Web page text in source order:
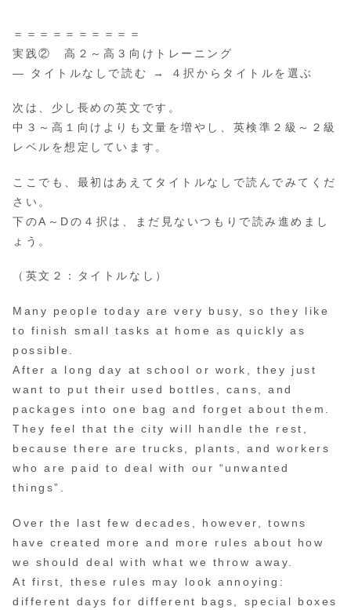
＝＝＝＝＝＝＝＝＝＝
実践② 高２～高３向けトレーニング
― タイトルなしで読む → ４択からタイトルを選ぶ
次は、少し長めの英文です。
中３～高１向けよりも文量を増やし、英検準２級～２級
レベルを想定しています。
ここでも、最初はあえてタイトルなしで読んでみてくだ
さい。
下のA～Dの４択は、まだ見ないつもりで読み進めまし
ょう。
（英文２：タイトルなし）
Many people today are very busy, so they like
to finish small tasks at home as quickly as
possible.
After a long day at school or work, they just
want to put their used bottles, cans, and
packages into one bag and forget about them.
They feel that the city will handle the rest,
because there are trucks, plants, and workers
who are paid to deal with our “unwanted
things”.
Over the last few decades, however, towns
have created more and more rules about how
we should deal with what we throw away.
At first, these rules may look annoying:
different days for different bags, special boxes